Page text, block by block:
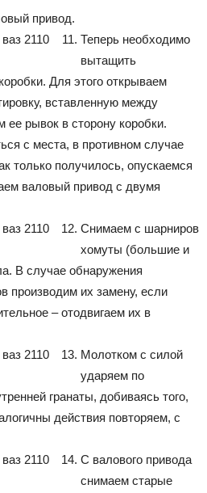
привод.
Теперь необходимо
вытащить
Для этого открываем
вставленную между
ее рывок в сторону коробки.
с места, в противном случае
только получилось, опускаемся
валовый привод с двумя
Снимаем с шарниров
хомуты (большие и
В случае обнаружения
производим их замену, если
– отодвигаем их в
Молотком с силой
ударяем по
гранаты, добиваясь того,
действия повторяем, с
С валового привода
снимаем старые